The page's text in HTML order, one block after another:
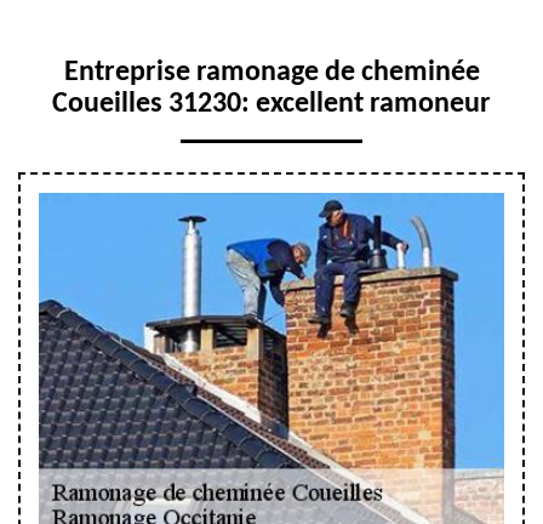
Entreprise ramonage de cheminée
Coueilles 31230: excellent ramoneur